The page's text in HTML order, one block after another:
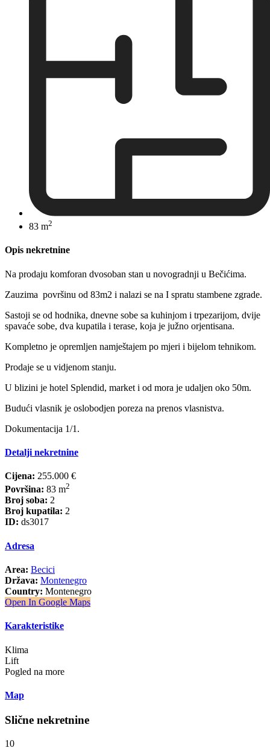
83 m2
Opis nekretnine
Na prodaju komforan dvosoban stan u novogradnji u Bečićima.
Zauzima površinu od 83m2 i nalazi se na I spratu stambene zgrade.
Sastoji se od hodnika, dnevne sobe sa kuhinjom i trpezarijom, dvije
spavaće sobe, dva kupatila i terase, koja je južno orjentisana.
Kompletno je opremljen namještajem po mjeri i bijelom tehnikom.
Prodaje se u vidjenom stanju.
U blizini je hotel Splendid, market i od mora je udaljen oko 50m.
Budući vlasnik je oslobodjen poreza na prenos vlasnistva.
Dokumentacija 1/1.
Detalji nekretnine
Cijena: 255.000 €
Površina: 83 m2
Broj soba: 2
Broj kupatila: 2
ID: ds3017
Adresa
Area: Becici
Država: Montenegro
Country: Montenegro
Open In Google Maps
Karakteristike
Klima
Lift
Pogled na more
Map
Slične nekretnine
10